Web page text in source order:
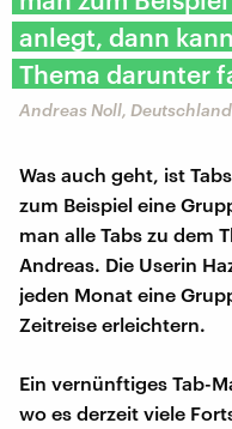
anlegt, dann
Thema darunter
Andreas Noll,
Was auch geht, ist
zum Beispiel eine
man alle Tabs zu dem
Andreas. Die Userin
jeden Monat eine
Zeitreise erleichtern.
Ein vernünftiges Tab-
wo es derzeit viele